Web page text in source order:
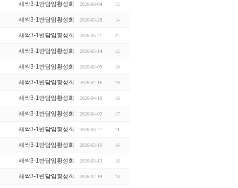
새싹3-1반담임황성희 2026-06-04 15
새싹3-1반담임황성희 2026-05-28 14
새싹3-1반담임황성희 2026-05-21 22
새싹3-1반담임황성희 2026-05-14 12
새싹3-1반담임황성희 2026-05-09 10
새싹3-1반담임황성희 2026-04-16 19
새싹3-1반담임황성희 2026-04-10 16
새싹3-1반담임황성희 2026-04-02 17
새싹3-1반담임황성희 2026-03-27 11
새싹3-1반담임황성희 2026-03-19 16
새싹3-1반담임황성희 2026-03-13 16
새싹3-1반담임황성희 2026-02-19 18